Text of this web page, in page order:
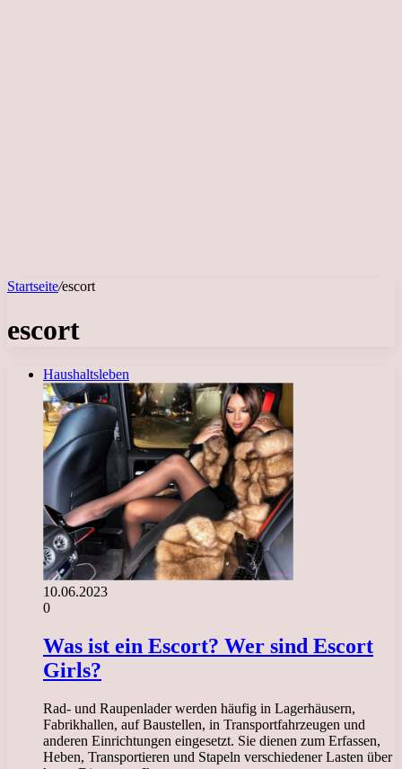
Startseite/escort
escort
Haushaltsleben
10.06.2023
0
Was ist ein Escort? Wer sind Escort
Girls?
Rad- und Raupenlader werden häufig in Lagerhäusern,
Fabrikhallen, auf Baustellen, in Transportfahrzeugen und
anderen Einrichtungen eingesetzt. Sie dienen zum Erfassen,
Heben, Transportieren und Stapeln verschiedener Lasten über